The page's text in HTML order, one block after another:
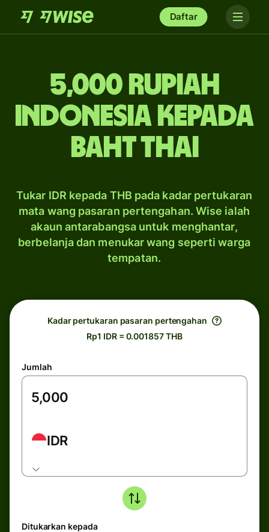
Daftar
5,000 rupiah
Indonesia kepada
baht Thai
Tukar IDR kepada THB pada kadar pertukaran
mata wang pasaran pertengahan. Wise ialah
akaun antarabangsa untuk menghantar,
berbelanja dan menukar wang seperti warga
tempatan.
Kadar pertukaran pasaran pertengahan
Rp1 IDR = 0.001857 THB
Jumlah
IDR
Ditukarkan kepada